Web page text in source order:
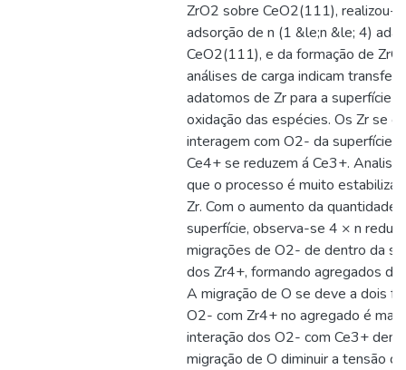
ZrO2 sobre CeO2(111), realizou-
adsorção de n (1 &le;n &le; 4)
CeO2(111), e da formação de
análises de carga indicam
adatomos de Zr para a superfície
oxidação das espécies. Os Zr se
interagem com O2- da superfície,
Ce4+ se reduzem á Ce3+.
que o processo é muito
Zr. Com o aumento da quantidade
superfície, observa-se 4 × n
migrações de O2- de dentro da
dos Zr4+, formando agregados
A migração de O se deve a dois
O2- com Zr4+ no agregado é
interação dos O2- com Ce3+
migração de O diminuir a tensão